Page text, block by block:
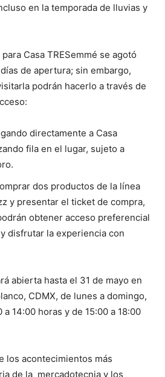
en la temporada de lluvias y
Casa TRESemmé se agotó
de apertura; sin embargo,
podrán hacerlo a través de
directamente a Casa
fila en el lugar, sujeto a
dos productos de la línea
y presentar el ticket de compra,
obtener acceso preferencial
disfrutar la experiencia con
abierta hasta el 31 de mayo en
CDMX, de lunes a domingo,
14:00 horas y de 15:00 a 18:00
los acontecimientos más
de la mercadotecnia y los